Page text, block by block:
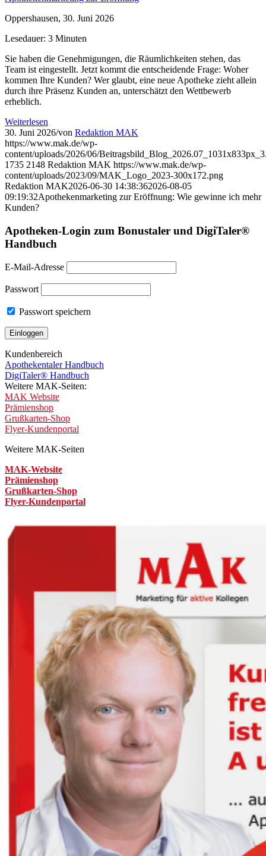
Oppershausen, 30. Juni 2026
Lesedauer: 3 Minuten
Sie haben die Genehmigungen, die Räumlichkeiten stehen, das
Team ist eingestellt. Jetzt kommt die entscheidende Frage: Woher
kommen Ihre Kunden? Wer glaubt, eine neue Apotheke zieht allein
durch ihre Präsenz Kunden an, unterschätzt den Wettbewerb
erheblich.
Weiterlesen
30. Juni 2026/von Redaktion MAK
https://www.mak.de/wp-
content/uploads/2026/06/
1735 2148 Redaktion MAK https://www.mak.de/wp-
content/uploads/2023/09/MAK_Logo_2023-300x172.png
Redaktion MAK2026-06-30 14:38:362026-08-05
09:19:32Apothekenmarketing zur Eröffnung: Wie gewinne ich mehr
Kunden?
Apotheken-Login zum Bonustaler und DigiTaler®
Handbuch
E-Mail-Adresse
Passwort
Passwort speichern
Kundenbereich
Apothekentaler Handbuch
DigiTaler® Handbuch
Weitere MAK-Seiten:
MAK Website
Prämienshop
Grußkarten-Shop
Flyer-Kundenportal
Weitere MAK-Seiten
MAK-Website
Prämienshop
Grußkarten-Shop
Flyer-Kundenportal